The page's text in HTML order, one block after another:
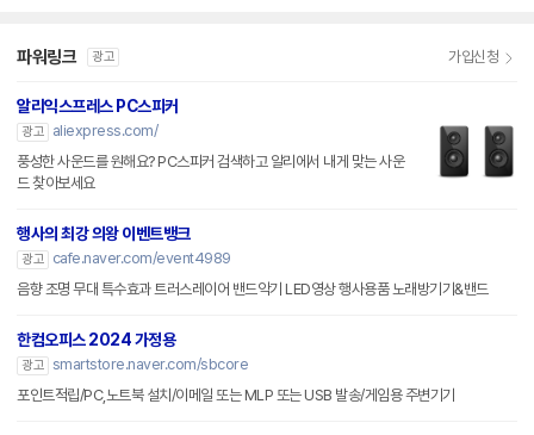
파워링크 광고 가입신청
알리익스프레스 PC스피커
광고
aliexpress.com/
풍성한 사운드를 원해요? PC스피커 검색하고 알리에서 내게 맞는 사운
드 찾아보세요
행사의 최강 의왕 이벤트뱅크
광고
cafe.naver.com/event4989
음향 조명 무대 특수효과 트러스레이어 밴드악기 LED영상 행사용품 노래방기기&밴드
한컴오피스 2024 가정용
광고 smartstore.naver.com/sbcore
포인트적립/PC,노트북 설치/이메일 또는 MLP 또는 USB 발송/게임용 주변기기